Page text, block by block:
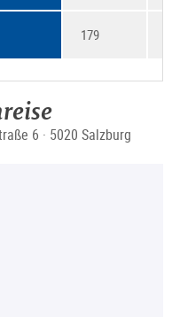
179
6 · 5020 Salzburg